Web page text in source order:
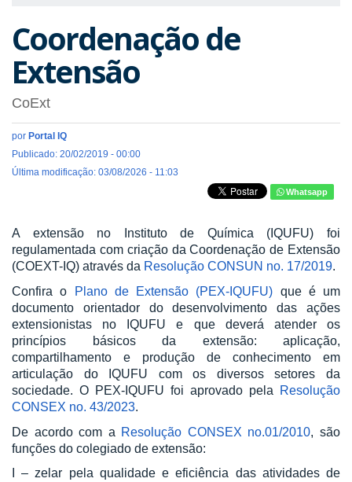
Coordenação de
Extensão
CoExt
por Portal IQ
Publicado: 20/02/2019 - 00:00
Última modificação: 03/08/2026 - 11:03
Whatsapp
A extensão no Instituto de Química (IQUFU) foi
regulamentada com criação da Coordenação de Extensão
(COEXT-IQ) através da Resolução CONSUN no. 17/2019.
Confira o
Plano de Extensão (PEX-IQUFU) que é um
documento orientador do desenvolvimento das ações
extensionistas no IQUFU e que deverá atender os
princípios básicos da extensão: aplicação,
compartilhamento e produção de conhecimento em
articulação do IQUFU com os diversos setores da
sociedade. O PEX-IQUFU foi aprovado pela
Resolução
CONSEX no. 43/2023.
De acordo com a Resolução CONSEX no.01/2010, são
funções do colegiado de extensão:
I – zelar pela qualidade e eficiência das atividades de